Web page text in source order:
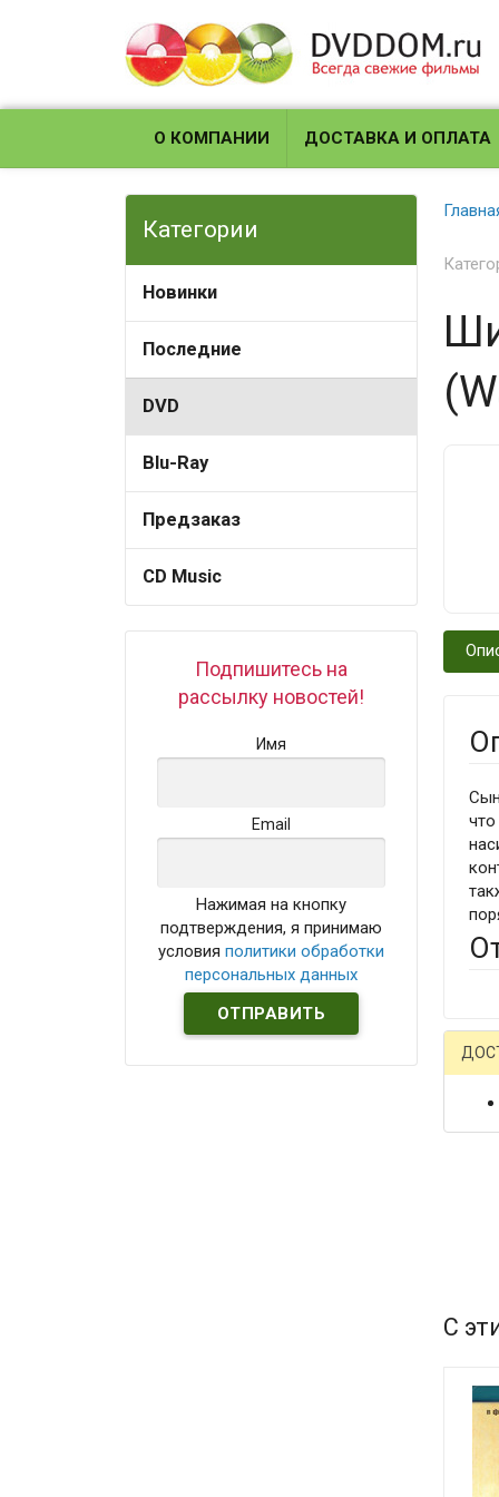
О КОМПАНИИ ДОСТАВКА И ОПЛАТА
Категории
Новинки
Последние
DVD
Blu-Ray
Предзаказ
CD Music
Подпишитесь на
рассылку новостей!
Имя
Email
Нажимая на кнопку
подтверждения, я принимаю
условияполитики обработки
персональных данных
С